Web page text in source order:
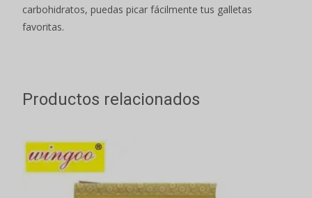
carbohidratos, puedas picar fácilmente tus galletas
favoritas.
Productos relacionados